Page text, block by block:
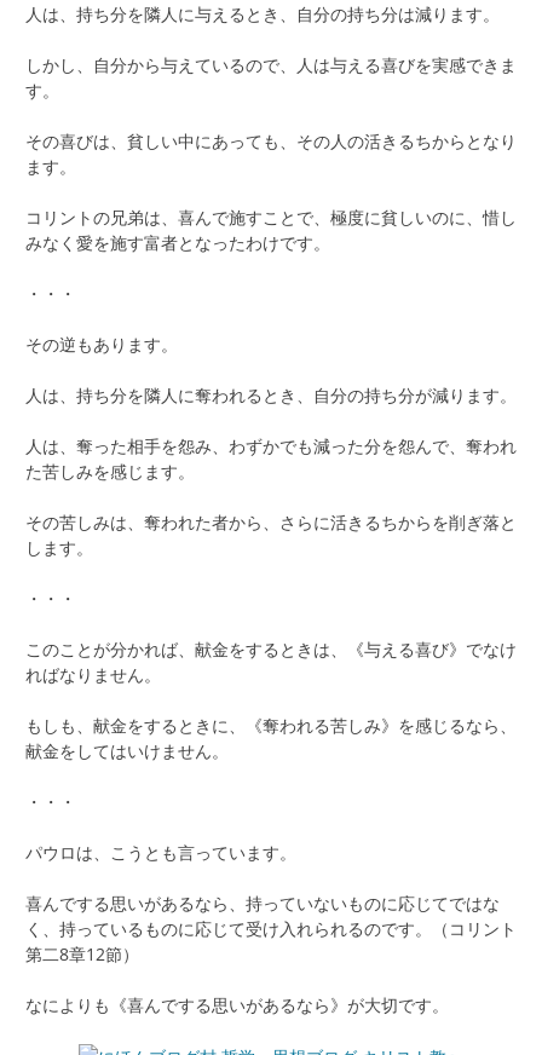
人は、持ち分を隣人に与えるとき、自分の持ち分は減ります。
しかし、自分から与えているので、人は与える喜びを実感できま
す。
その喜びは、貧しい中にあっても、その人の活きるちからとなり
ます。
コリントの兄弟は、喜んで施すことで、極度に貧しいのに、惜し
みなく愛を施す富者となったわけです。
・・・
その逆もあります。
人は、持ち分を隣人に奪われるとき、自分の持ち分が減ります。
人は、奪った相手を怨み、わずかでも減った分を怨んで、奪われ
た苦しみを感じます。
その苦しみは、奪われた者から、さらに活きるちからを削ぎ落と
します。
・・・
このことが分かれば、献金をするときは、《与える喜び》でなけ
ればなりません。
もしも、献金をするときに、《奪われる苦しみ》を感じるなら、
献金をしてはいけません。
・・・
パウロは、こうとも言っています。
喜んでする思いがあるなら、持っていないものに応じてではな
く、持っているものに応じて受け入れられるのです。（コリント
第二8章12節）
なによりも《喜んでする思いがあるなら》が大切です。